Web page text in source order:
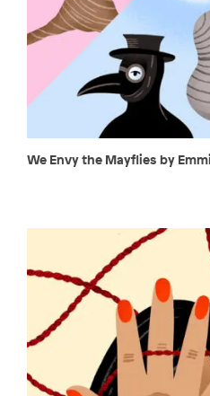
We Envy the Mayflies by